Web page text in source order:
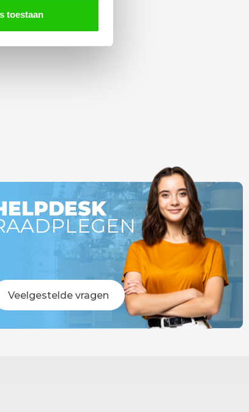
toestaan
Veelgestelde vragen